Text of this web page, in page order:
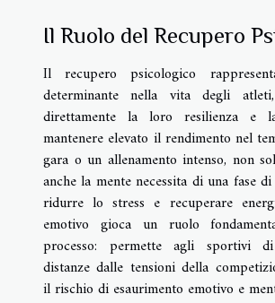
Il Ruolo del Recupero
Il recupero psicologico
determinante nella vita degli
direttamente la loro resilienza e
mantenere elevato il rendimento nel
gara o un allenamento intenso, non
anche la mente necessita di una fase
ridurre lo stress e recuperare
emotivo gioca un ruolo
processo: permette agli sportivi
distanze dalle tensioni della
il rischio di esaurimento emotivo e